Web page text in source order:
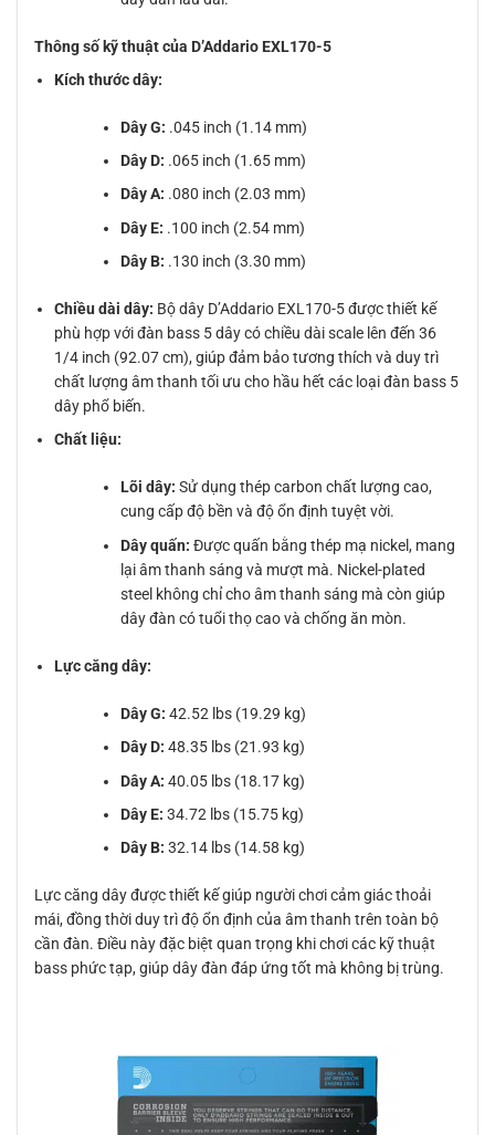
Thông số kỹ thuật của D’Addario EXL170-5
Kích thước dây:
Dây G: .045 inch (1.14 mm)
Dây D: .065 inch (1.65 mm)
Dây A: .080 inch (2.03 mm)
Dây E: .100 inch (2.54 mm)
Dây B: .130 inch (3.30 mm)
Chiều dài dây: Bộ dây D’Addario EXL170-5 được thiết kế
phù hợp với đàn bass 5 dây có chiều dài scale lên đến 36
1/4 inch (92.07 cm), giúp đảm bảo tương thích và duy trì
chất lượng âm thanh tối ưu cho hầu hết các loại đàn bass 5
dây phổ biến.
Chất liệu:
Lõi dây: Sử dụng thép carbon chất lượng cao,
cung cấp độ bền và độ ổn định tuyệt vời.
Dây quấn: Được quấn bằng thép mạ nickel, mang
lại âm thanh sáng và mượt mà. Nickel-plated
steel không chỉ cho âm thanh sáng mà còn giúp
dây đàn có tuổi thọ cao và chống ăn mòn.
Lực căng dây:
Dây G: 42.52 lbs (19.29 kg)
Dây D: 48.35 lbs (21.93 kg)
Dây A: 40.05 lbs (18.17 kg)
Dây E: 34.72 lbs (15.75 kg)
Dây B: 32.14 lbs (14.58 kg)
Lực căng dây được thiết kế giúp người chơi cảm giác thoải
mái, đồng thời duy trì độ ổn định của âm thanh trên toàn bộ
cần đàn. Điều này đặc biệt quan trọng khi chơi các kỹ thuật
bass phức tạp, giúp dây đàn đáp ứng tốt mà không bị trùng.